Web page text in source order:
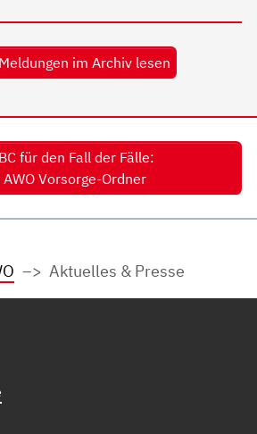
im Archiv lesen
für den Fall der Fälle:
AWO Vorsorge-Ordner
Aktuelles & Presse